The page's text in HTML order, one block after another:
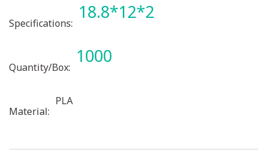
Specifications:
18.8*12*2
Quantity/Box:
1000
Material:
PLA